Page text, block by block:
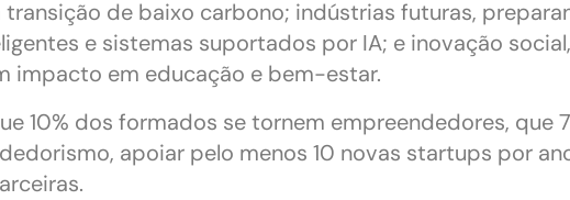
de baixo carbono; indústrias futuras,
e sistemas suportados por IA; e inovação
impacto em educação e bem-estar.
10% dos formados se tornem empreendedores, que
apoiar pelo menos 10 novas startups por